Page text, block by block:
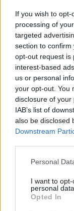
If you wish to
processing of
targeted
section to
opt-out request is
interest-based
us or personal
your opt-out. You
disclosure of
IAB’s list of
also be disclosed
Downstream
Personal
I want to
personal data.
Opted In
omkring 800 får.
For både nye
Der bliver rig
Hannegrethe
garnrester kan
Karen og
garnets
kræfter med at
Hos
lære tunesisk
HJØRRING:
Nordjyllands
Metropol
for at få en
og nabohjælp
For de yngste
komme helt